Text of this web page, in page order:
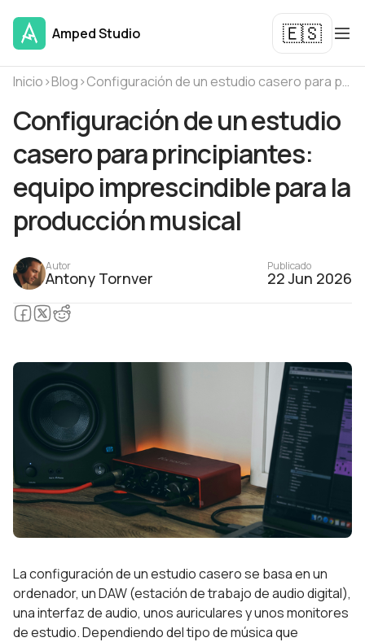
Amped Studio 🇪🇸
Inicio›Blog› Configuración de un estudio casero para principiantes: equipo imprescindible para la producción musical
Configuración de un estudio
casero para principiantes:
equipo imprescindible para la
producción musical
Autor
Antony Tornver
Publicado
22 Jun 2026
La configuración de un estudio casero se basa en un
ordenador, un DAW (estación de trabajo de audio digital),
una interfaz de audio, unos auriculares y unos monitores
de estudio. Dependiendo del tipo de música que